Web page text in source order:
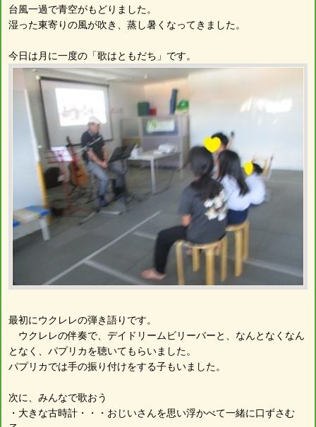
台風一過で青空がもどりました。
湿った東寄りの風が吹き、蒸し暑くなってきました。
今日は月に一度の「歌はともだち」です。
最初にウクレレの弾き語りです。
ウクレレの伴奏で、デイドリームビリーバーと、なんとなくなん
となく、パプリカを聴いてもらいました。
パプリカでは手の振り付けをする子もいました。
次に、みんなで歌おう
・大きな古時計・・・おじいさんを思い浮かべて一緒に口ずさむ